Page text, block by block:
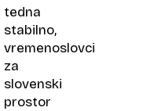
tedna
stabilno,
vremenoslovci
za
slovenski
prostor